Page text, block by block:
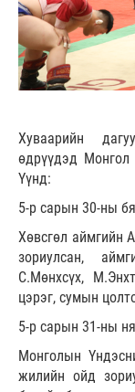
Хуваарийн
өдрүүдэд Монгол
Үүнд:
5-р сарын 30-ны
Хөвсгөл аймгийн
зориулсан,
С.Мөнхсүх,
цэрэг, сумын
5-р сарын 31-ны
Монголын
жилийн ойд